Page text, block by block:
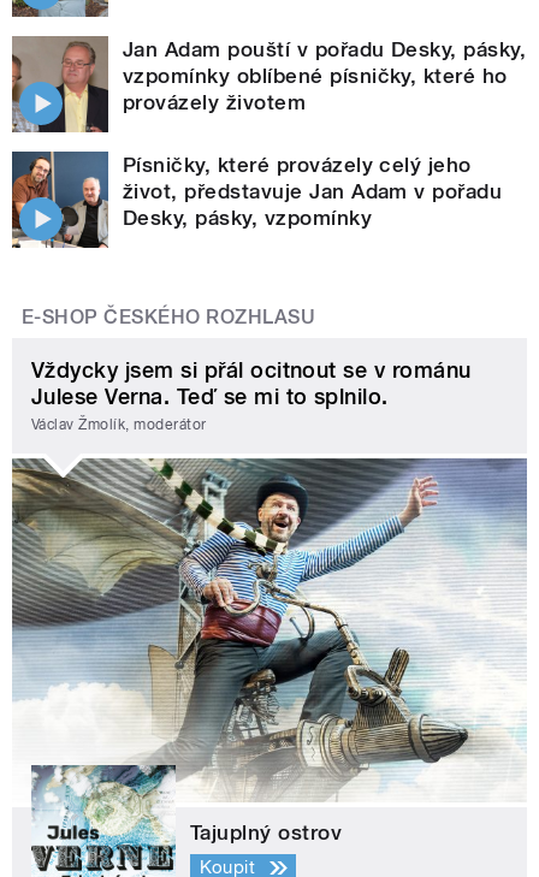
Jan Adam pouští v pořadu Desky, pásky,
vzpomínky oblíbené písničky, které ho
provázely životem
Písničky, které provázely celý jeho
život, představuje Jan Adam v pořadu
Desky, pásky, vzpomínky
E-SHOP ČESKÉHO ROZHLASU
Vždycky jsem si přál ocitnout se v románu
Julese Verna. Teď se mi to splnilo.
Václav Žmolík, moderátor
Tajuplný ostrov
Koupit